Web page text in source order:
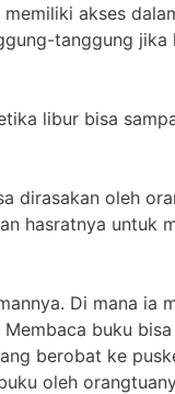
akses
tanggung jika
libur bisa
dirasakan oleh
hasratnya untuk
Di mana ia
buku
berobat ke
oleh